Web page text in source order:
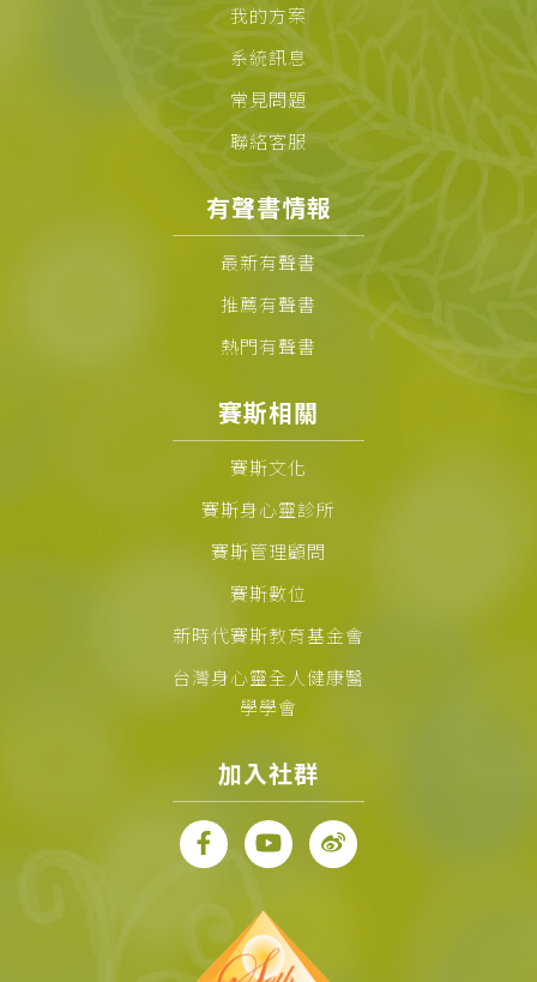
我的方案
系統訊息
常見問題
聯絡客服
有聲書情報
最新有聲書
推薦有聲書
熱門有聲書
賽斯相關
賽斯文化
賽斯身心靈診所
賽斯管理顧問
賽斯數位
新時代賽斯教育基金會
台灣身心靈全人健康醫
學學會
加入社群